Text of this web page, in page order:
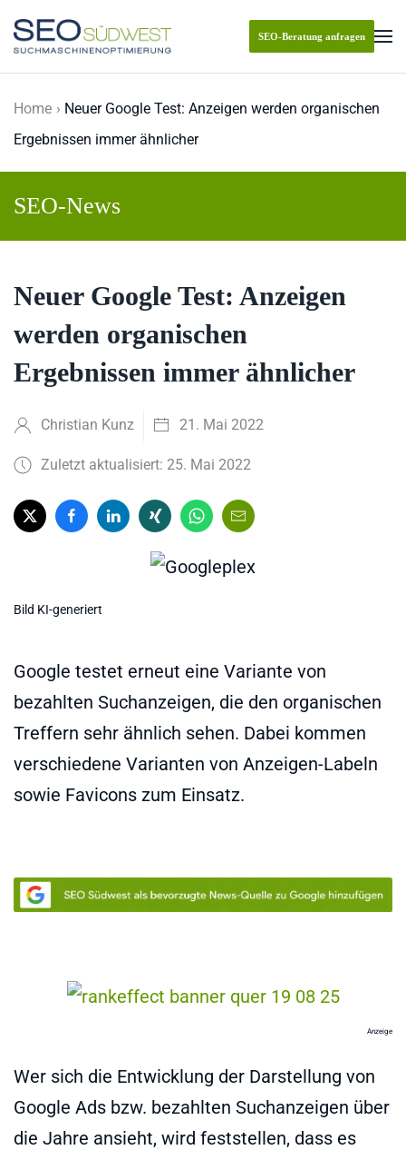
Skip to main content
SEO-Beratung anfragen
Home
Neuer Google Test: Anzeigen werden organischen
Ergebnissen immer ähnlicher
SEO-News
Neuer Google Test: Anzeigen
werden organischen
Ergebnissen immer ähnlicher
Christian Kunz 21. Mai 2022
Zuletzt aktualisiert: 25. Mai 2022
Bild KI-generiert
Google testet erneut eine Variante von
bezahlten Suchanzeigen, die den organischen
Treffern sehr ähnlich sehen. Dabei kommen
verschiedene Varianten von Anzeigen-Labeln
sowie Favicons zum Einsatz.
Anzeige
Wer sich die Entwicklung der Darstellung von
Google Ads bzw. bezahlten Suchanzeigen über
die Jahre ansieht, wird feststellen, dass es